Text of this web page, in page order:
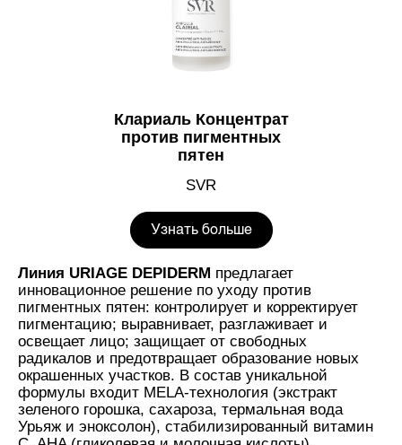
Клариаль Концентрат
против пигментных
пятен
SVR
Узнать больше
Линия URIAGE DEPIDERM предлагает
инновационное решение по уходу против
пигментных пятен: контролирует и корректирует
пигментацию; выравнивает, разглаживает и
освещает лицо; защищает от свободных
радикалов и предотвращает образование новых
окрашенных участков. В состав уникальной
формулы входит MELA-технология (экстракт
зеленого горошка, сахароза, термальная вода
Урьяж и эноксолон), стабилизированный витамин